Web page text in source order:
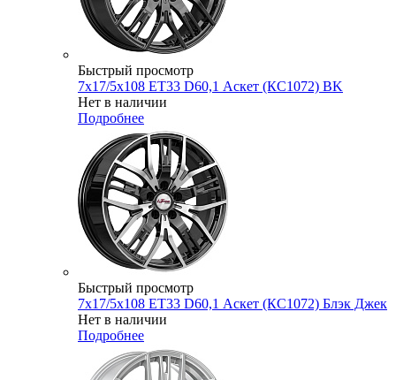
Быстрый просмотр
7x17/5x108 ET33 D60,1 Аскет (КС1072) BK
Нет в наличии
Подробнее
Быстрый просмотр
7x17/5x108 ET33 D60,1 Аскет (КС1072) Блэк Джек
Нет в наличии
Подробнее